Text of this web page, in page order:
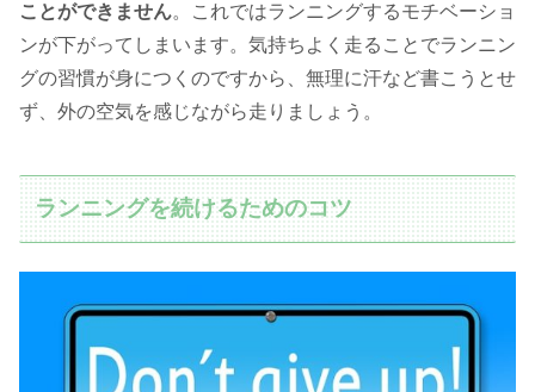
ことができません。これではランニングするモチベーショ
ンが下がってしまいます。気持ちよく走ることでランニン
グの習慣が身につくのですから、無理に汗など書こうとせ
ず、外の空気を感じながら走りましょう。
ランニングを続けるためのコツ